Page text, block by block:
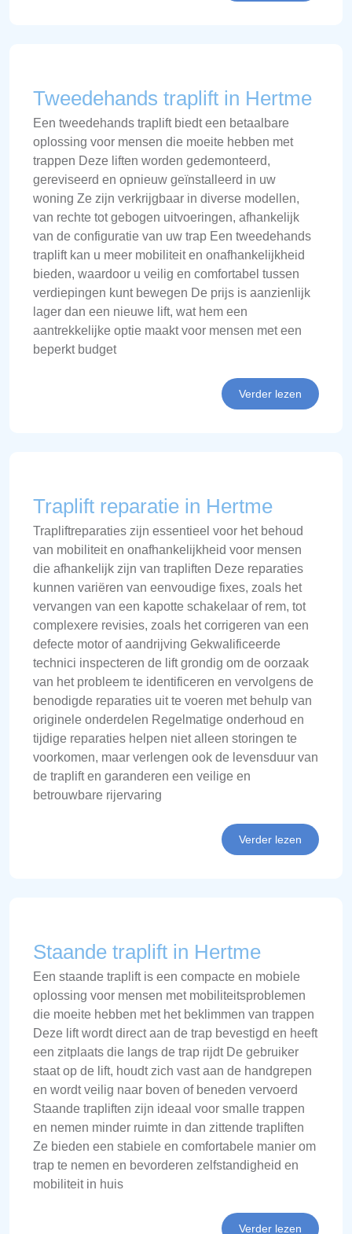
Tweedehands traplift in Hertme
Een tweedehands traplift biedt een betaalbare
oplossing voor mensen die moeite hebben met
trappen Deze liften worden gedemonteerd,
gereviseerd en opnieuw geïnstalleerd in uw
woning Ze zijn verkrijgbaar in diverse modellen,
van rechte tot gebogen uitvoeringen, afhankelijk
van de configuratie van uw trap Een tweedehands
traplift kan u meer mobiliteit en onafhankelijkheid
bieden, waardoor u veilig en comfortabel tussen
verdiepingen kunt bewegen De prijs is aanzienlijk
lager dan een nieuwe lift, wat hem een
aantrekkelijke optie maakt voor mensen met een
beperkt budget
Verder lezen
Traplift reparatie in Hertme
Trapliftreparaties zijn essentieel voor het behoud
van mobiliteit en onafhankelijkheid voor mensen
die afhankelijk zijn van trapliften Deze reparaties
kunnen variëren van eenvoudige fixes, zoals het
vervangen van een kapotte schakelaar of rem, tot
complexere revisies, zoals het corrigeren van een
defecte motor of aandrijving Gekwalificeerde
technici inspecteren de lift grondig om de oorzaak
van het probleem te identificeren en vervolgens de
benodigde reparaties uit te voeren met behulp van
originele onderdelen Regelmatige onderhoud en
tijdige reparaties helpen niet alleen storingen te
voorkomen, maar verlengen ook de levensduur van
de traplift en garanderen een veilige en
betrouwbare rijervaring
Verder lezen
Staande traplift in Hertme
Een staande traplift is een compacte en mobiele
oplossing voor mensen met mobiliteitsproblemen
die moeite hebben met het beklimmen van trappen
Deze lift wordt direct aan de trap bevestigd en heeft
een zitplaats die langs de trap rijdt De gebruiker
staat op de lift, houdt zich vast aan de handgrepen
en wordt veilig naar boven of beneden vervoerd
Staande trapliften zijn ideaal voor smalle trappen
en nemen minder ruimte in dan zittende trapliften
Ze bieden een stabiele en comfortabele manier om
trap te nemen en bevorderen zelfstandigheid en
mobiliteit in huis
Verder lezen